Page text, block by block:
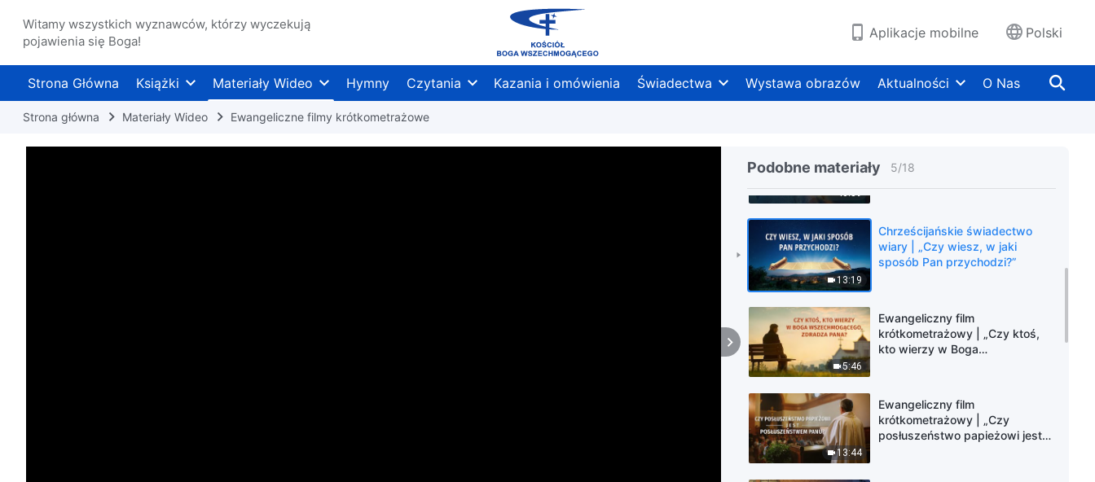
Witamy wszystkich wyznawców, którzy wyczekują
pojawienia się Boga!
Aplikacje mobilne Polski
Strona Główna Książki Materiały Wideo Hymny Czytania Kazania i omówienia Świadectwa Wystawa obrazów Aktualności O Nas
Strona główna Materiały Wideo Ewangeliczne filmy krótkometrażowe
Podobne materiały 5/18
sądu”
40:39
wiary | „Moim jedynym
zbawieniem jest Boży sąd”
13:19
Chrześcijańskie świadectwo
wiary | „Czy wiesz, w jaki
sposób Pan przychodzi?”
5:46
Ewangeliczny film
krótkometrażowy | „Czy ktoś,
kto wierzy w Boga
13:44
Ewangeliczny film
krótkometrażowy | „Czy
posłuszeństwo papieżowi jest